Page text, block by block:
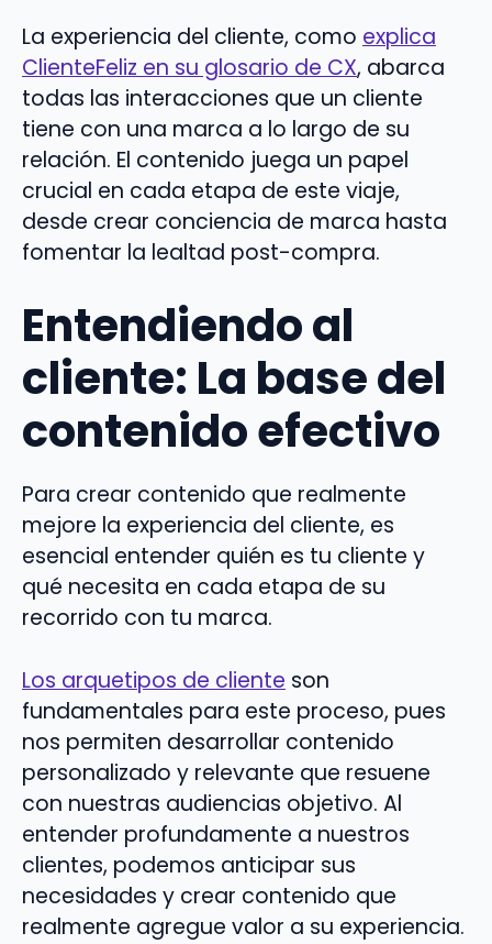
La experiencia del cliente, como explica
ClienteFeliz en su glosario de CX, abarca
todas las interacciones que un cliente
tiene con una marca a lo largo de su
relación. El contenido juega un papel
crucial en cada etapa de este viaje,
desde crear conciencia de marca hasta
fomentar la lealtad post-compra.
Entendiendo al
cliente: La base del
contenido efectivo
Para crear contenido que realmente
mejore la experiencia del cliente, es
esencial entender quién es tu cliente y
qué necesita en cada etapa de su
recorrido con tu marca.
Los arquetipos de cliente son
fundamentales para este proceso, pues
nos permiten desarrollar contenido
personalizado y relevante que resuene
con nuestras audiencias objetivo. Al
entender profundamente a nuestros
clientes, podemos anticipar sus
necesidades y crear contenido que
realmente agregue valor a su experiencia.